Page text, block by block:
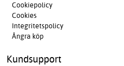
Cookiepolicy
Cookies
Integritetspolicy
Ångra köp
Kundsupport